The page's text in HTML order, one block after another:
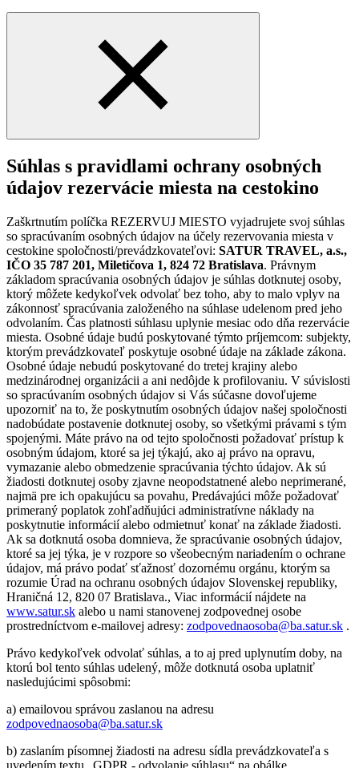
Súhlas s pravidlami ochrany osobných
údajov rezervácie miesta na cestokino
Zaškrtnutím políčka REZERVUJ MIESTO vyjadrujete svoj súhlas
so spracúvaním osobných údajov na účely rezervovania miesta v
cestokine spoločnosti/prevádzkovateľovi: SATUR TRAVEL, a.s.,
IČO 35 787 201, Miletičova 1, 824 72 Bratislava. Právnym
základom spracúvania osobných údajov je súhlas dotknutej osoby,
ktorý môžete kedykoľvek odvolať bez toho, aby to malo vplyv na
zákonnosť spracúvania založeného na súhlase udelenom pred jeho
odvolaním. Čas platnosti súhlasu uplynie mesiac odo dňa rezervácie
miesta. Osobné údaje budú poskytované týmto príjemcom: subjekty,
ktorým prevádzkovateľ poskytuje osobné údaje na základe zákona.
Osobné údaje nebudú poskytované do tretej krajiny alebo
medzinárodnej organizácii a ani nedôjde k profilovaniu. V súvislosti
so spracúvaním osobných údajov si Vás súčasne dovoľujeme
upozorniť na to, že poskytnutím osobných údajov našej spoločnosti
nadobúdate postavenie dotknutej osoby, so všetkými právami s tým
spojenými. Máte právo na od tejto spoločnosti požadovať prístup k
osobným údajom, ktoré sa jej týkajú, ako aj právo na opravu,
vymazanie alebo obmedzenie spracúvania týchto údajov. Ak sú
žiadosti dotknutej osoby zjavne neopodstatnené alebo neprimerané,
najmä pre ich opakujúcu sa povahu, Predávajúci môže požadovať
primeraný poplatok zohľadňujúci administratívne náklady na
poskytnutie informácií alebo odmietnuť konať na základe žiadosti.
Ak sa dotknutá osoba domnieva, že spracúvanie osobných údajov,
ktoré sa jej týka, je v rozpore so všeobecným nariadením o ochrane
údajov, má právo podať sťažnosť dozornému orgánu, ktorým sa
rozumie Úrad na ochranu osobných údajov Slovenskej republiky,
Hraničná 12, 820 07 Bratislava., Viac informácií nájdete na
www.satur.sk alebo u nami stanovenej zodpovednej osobe
prostredníctvom e-mailovej adresy: zodpovednaosoba@ba.satur.sk .
Právo kedykoľvek odvolať súhlas, a to aj pred uplynutím doby, na
ktorú bol tento súhlas udelený, môže dotknutá osoba uplatniť
nasledujúcimi spôsobmi:
a) emailovou správou zaslanou na adresu
zodpovednaosoba@ba.satur.sk
b) zaslaním písomnej žiadosti na adresu sídla prevádzkovateľa s